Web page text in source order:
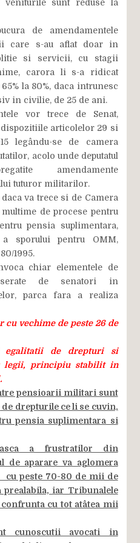
veniturile sunt reduse la
de amendamentele
care s-au aflat doar in
si servicii, cu stagii
carora li s-a ridicat
la 80%, daca intrunesc
in civilie, de 25 de ani.
vor trece de Senat,
articolelor 29 si
legându-se de camera
acolo unde deputatul
amendamente
tuturor militarilor.
va trece si de Camera
de procese pentru
pensia suplimentara,
sporului pentru OMM,
1995.
chiar elementele de
de senatori in
parca fara a realiza
vechime de peste 26 de
egalitatii de drepturi si
legii, principiu stabilit in
pensioarii militari sunt
drepturile ce li se cuvin,
pensia suplimentara si
a frustratilor din
de aparare va aglomera
peste 70-80 de mii de
iar Tribunalele
cu tot atâtea mii
cunoscutii avocati in